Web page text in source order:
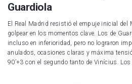
Guardiola
El Real Madrid resistió el empuje inicial del
golpear en los momentos clave. Los de
incluso en inferioridad, pero no lograron
anulados, ocasiones claras y máxima
90’+3 con el segundo tanto de Vinícius. Los